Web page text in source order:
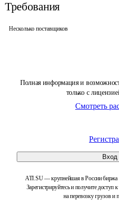
Полная информация и
только с
Смотреть
Вход
ATI.SU — крупнейшая в России биржа
Зарегистрируйтесь и получите доступ
на перевозку грузов и
Требования
Несколько поставщиков